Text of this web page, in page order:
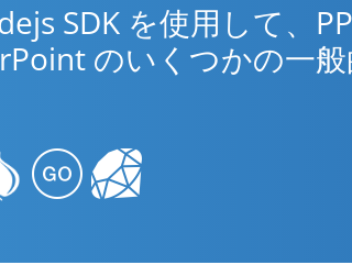
SDK を使用して、
のいくつかの一般